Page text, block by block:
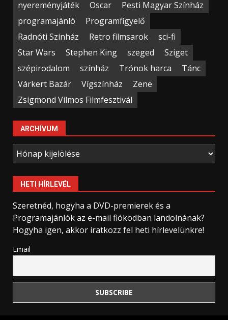
nyereményjáték
Oscar
Pesti Magyar Színház
programajánló
Programfigyelő
Radnóti Színház
Retro filmsarok
sci-fi
Star Wars
Stephen King szeged
Sziget
szépirodalom
színház Trónok harca
Tánc
Várkert Bazár
Vígszínház
Zene
Zsigmond Vilmos Filmfesztivál
ARCHÍVUM
Archívum
HETI HÍRLEVÉL
Szeretnéd, hogyha a DVD-premierek és a
Programajánlók az e-mail fiókodban landolnának?
Hogyha igen, akkor iratkozz fel heti hírlevelünkre!
Email